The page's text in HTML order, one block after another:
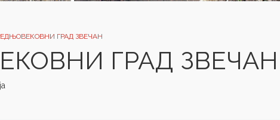
ГРАД ЗВЕЧАН
ГРАД ЗВЕЧАН